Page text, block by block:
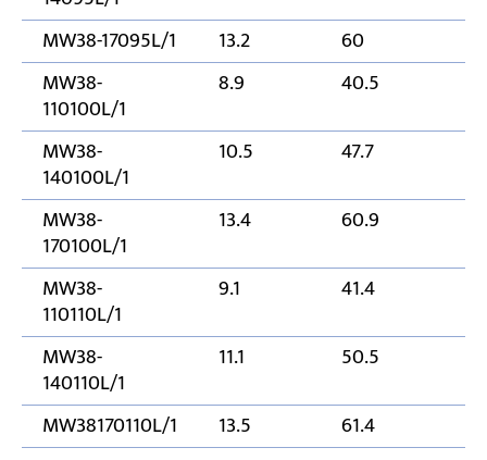
MW38-17095L/1 13.2 60
MW38-
110100L/1
8.9 40.5
MW38-
140100L/1
10.5 47.7
MW38-
170100L/1
13.4 60.9
MW38-
110110L/1
9.1 41.4
MW38-
140110L/1
11.1 50.5
MW38170110L/1 13.5 61.4